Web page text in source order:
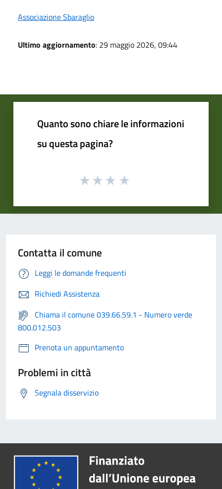
Associazione Sbaraglio
Ultimo aggiornamento: 29 maggio 2026, 09:44
Quanto sono chiare le informazioni
su questa pagina?
Contatta il comune
Leggi le domande frequenti
Richiedi Assistenza
Chiama il comune 039.66.59.1 - Numero verde
800.012.503
Prenota un appuntamento
Problemi in città
Segnala disservizio